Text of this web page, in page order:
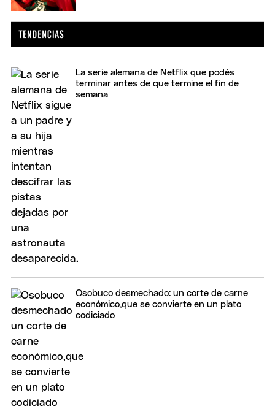
La serie alemana de Netflix que podés
terminar antes de que termine el fin de
semana
Osobuco desmechado: un corte de carne
económico,que se convierte en un plato
codiciado